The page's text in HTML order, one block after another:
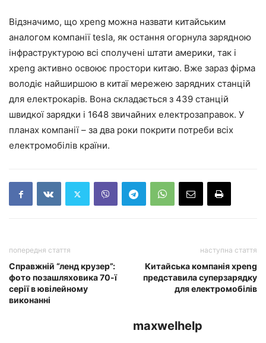
Відзначимо, що xpeng можна назвати китайським
аналогом компанії tesla, як остання огорнула зарядною
інфраструктурою всі сполучені штати америки, так і
xpeng активно освоює простори китаю. Вже зараз фірма
володіє найширшою в китаї мережею зарядних станцій
для електрокарів. Вона складається з 439 станцій
швидкої зарядки і 1648 звичайних електрозаправок. У
планах компанії – за два роки покрити потреби всіх
електромобілів країни.
попередня стаття
Справжній “ленд крузер”:
фото позашляховика 70-ї
серії в ювілейному
виконанні
наступна стаття
Китайська компанія xpeng
представила суперзарядку
для електромобілів
maxwelhelp